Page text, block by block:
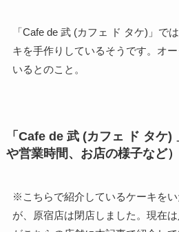
「Cafe de 武 (カフェ ド タケ)」で
キを手作りしているそうです。オ
いるとのこと。
「Cafe de 武 (カフェ ド タケ)
や営業時間、お店の様子など）
※こちらで紹介しているケーキを
が、原宿店は閉店しました。現在